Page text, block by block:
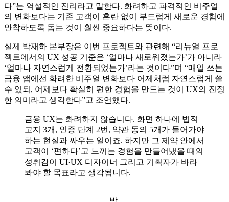
다”는 역설적인 진리라고 말한다. 화려하고 파격적인 비주얼
의 변화보다는 기존 고객이 혼란 없이 부드럽게 새로운 경험에
안착하도록 돕는 것이 훨씬 중요하다는 뜻이다.
실제 박재하 본부장은 이번 프로젝트와 관련해 “리뉴얼 프로
젝트에서의 UX 성공 기준은 ‘얼마나 새로워졌는가’가 아니라
‘얼마나 자연스럽게 전환되었는가’라는 것이다”며 “매일 쓰는
금융 앱에선 화려한 비주얼 변화보다 어제처럼 자연스럽게 쓸
수 있되, 어제보다 확실히 편한 경험을 만드는 것이 UX의 진정
한 의미라고 생각한다”고 조언했다.
금융 UX는 화려하지 않습니다. 화면 하나에 법적
고지 3개, 인증 단계 2번, 약관 동의 5개가 들어가야
하는 현실과 싸우는 일이죠. 하지만 그 제약 안에서
고객이 ‘편하다’고 느끼는 경험을 만들어냈을 때의
성취감이 UI·UX 디자이너 그리고 기획자가 바라
봐야 할 목표라고 생각됩니다.